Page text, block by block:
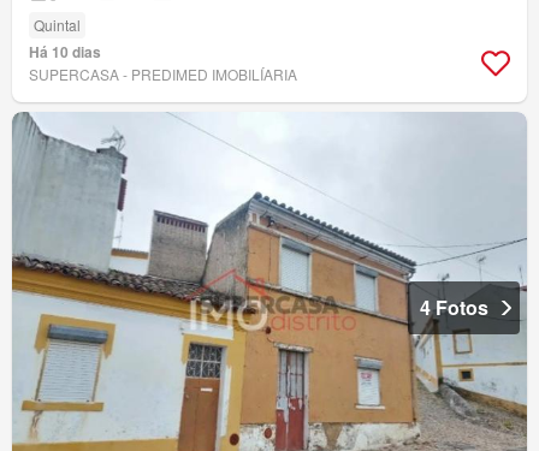
Quintal
Há 10 dias
SUPERCASA - PREDIMED IMOBILÍARIA
4 Fotos